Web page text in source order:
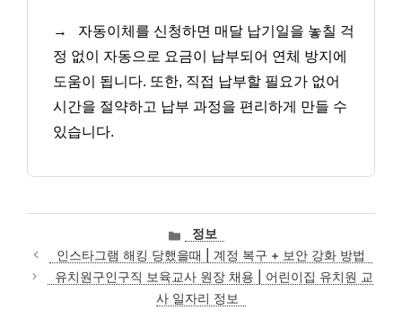
→
자동이체를 신청하면 매달 납기일을 놓칠 걱
정 없이 자동으로 요금이 납부되어 연체 방지에
도움이 됩니다. 또한, 직접 납부할 필요가 없어
시간을 절약하고 납부 과정을 편리하게 만들 수
있습니다.
카
테
고
리
정보
인스타그램 해킹 당했을때 | 계정 복구 + 보안 강화 방법
유치원구인구직 보육교사 원장 채용 | 어린이집 유치원 교
사 일자리 정보